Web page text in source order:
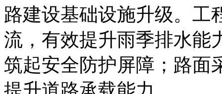
路建设基础设施升级。工
流，有效提升雨季排水能
筑起安全防护屏障；路面